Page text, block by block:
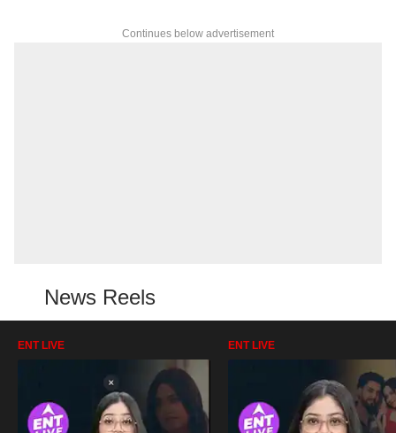
Continues below advertisement
News Reels
ENT LIVE ENT LIVE